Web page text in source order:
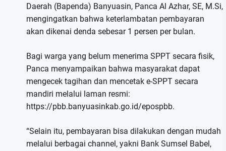
Daerah (Bapenda) Banyuasin, Panca Al Azhar, SE, M.Si,
mengingatkan bahwa keterlambatan pembayaran
akan dikenai denda sebesar 1 persen per bulan.
Bagi warga yang belum menerima SPPT secara fisik,
Panca menyampaikan bahwa masyarakat dapat
mengecek tagihan dan mencetak e-SPPT secara
mandiri melalui laman resmi:
https://pbb.banyuasinkab.go.id/epospbb.
“Selain itu, pembayaran bisa dilakukan dengan mudah
melalui berbagai channel, yakni Bank Sumsel Babel,